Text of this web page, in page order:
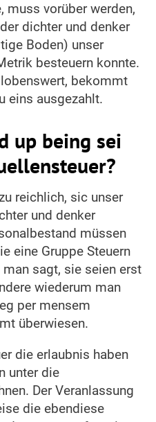
muss vorüber werden,
dichter und denker
Boden) unser
besteuern konnte.
bekommt
eins ausgezahlt.
up being sei
reichlich, sic unser
und denker
müssen
eine Gruppe Steuern
sagt, sie seien erst
wiederum man
per mensem
überwiesen.
die erlaubnis haben
unter die
Der Veranlassung
die ebendiese